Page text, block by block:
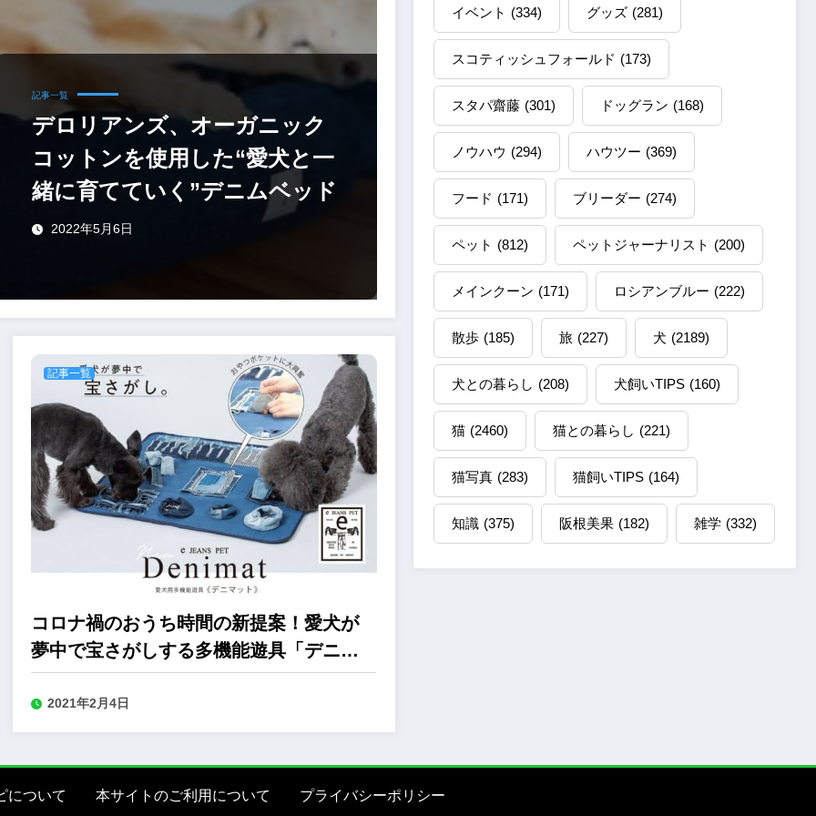
記事一覧
デロリアンズ、オーガニック
コットンを使用した“愛犬と一
緒に育てていく”デニムベッド
2022年5月6日
記事一覧
コロナ禍のおうち時間の新提案！愛犬が
夢中で宝さがしする多機能遊具「デニマ
ット」
2021年2月4日
イベント (334) グッズ (281)
スコティッシュフォールド (173)
スタパ齋藤 (301) ドッグラン (168)
ノウハウ (294) ハウツー (369)
フード (171) ブリーダー (274)
ペット (812) ペットジャーナリスト (200)
メインクーン (171) ロシアンブルー (222)
散歩 (185) 旅 (227) 犬 (2189)
犬との暮らし (208) 犬飼いTIPS (160)
猫 (2460) 猫との暮らし (221)
猫写真 (283) 猫飼いTIPS (164)
知識 (375) 阪根美果 (182) 雑学 (332)
について 本サイトのご利用について プライバシーポリシー